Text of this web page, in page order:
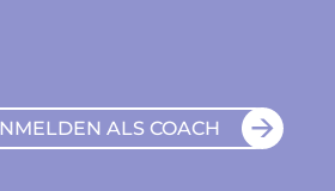
ALS COACH